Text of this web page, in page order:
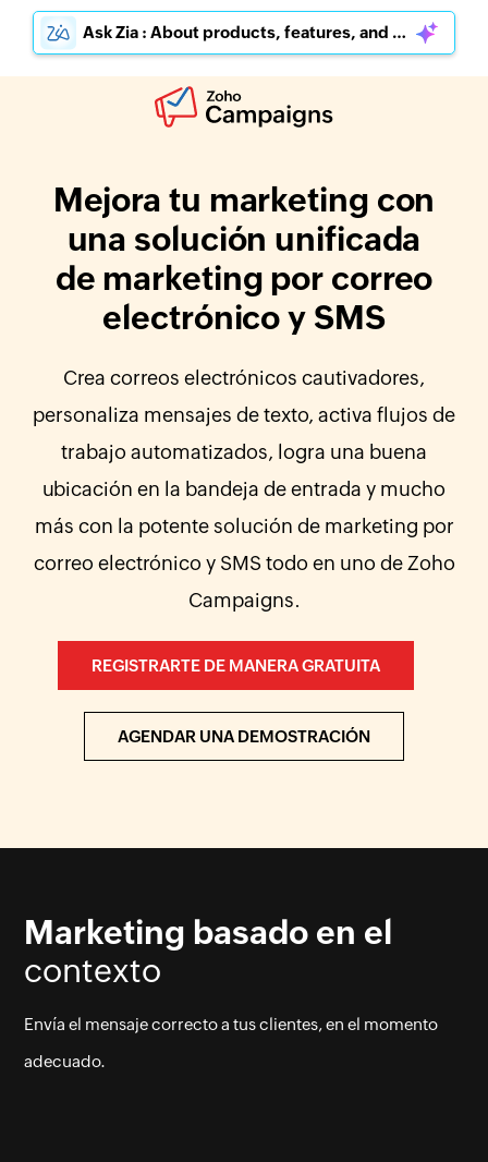
Ask Zia : About products, features, and pricing
Mejora tu marketing con
una solución unificada
de marketing por correo
electrónico y SMS
Crea correos electrónicos cautivadores,
personaliza mensajes de texto, activa flujos de
trabajo automatizados, logra una buena
ubicación en la bandeja de entrada y mucho
más con la potente solución de marketing por
correo electrónico y SMS todo en uno de Zoho
Campaigns.
REGISTRARTE DE MANERA GRATUITA
AGENDAR UNA DEMOSTRACIÓN
Marketing basado en el
contexto
Envía el mensaje correcto a tus clientes, en el momento
adecuado.